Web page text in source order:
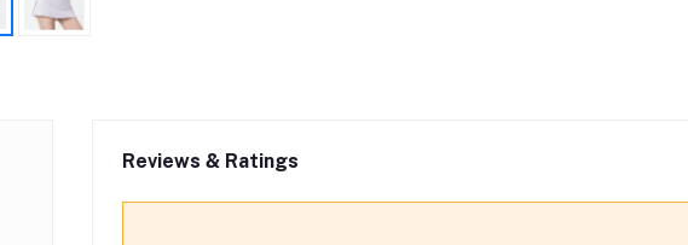
Reviews & Ratings